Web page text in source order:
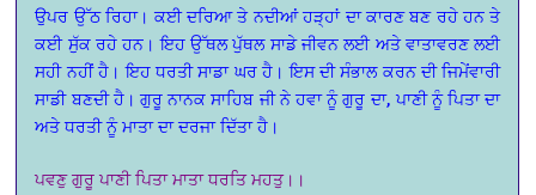
ਉਪਰ ਉੱਠ ਰਿਹਾ। ਕਈ ਦਰਿਆ ਤੇ ਨਦੀਆਂ ਹੜ੍ਹਾਂ ਦਾ ਕਾਰਣ ਬਣ ਰਹੇ ਹਨ ਤੇ
ਕਈ ਸੁੱਕ ਰਹੇ ਹਨ। ਇਹ ਉੱਥਲ ਪੁੱਥਲ ਸਾਡੇ ਜੀਵਨ ਲਈ ਅਤੇ ਵਾਤਾਵਰਣ ਲਈ
ਸਹੀ ਨਹੀਂ ਹੈ। ਇਹ ਧਰਤੀ ਸਾਡਾ ਘਰ ਹੈ। ਇਸ ਦੀ ਸੰਭਾਲ ਕਰਨ ਦੀ ਜਿਮੇਂਵਾਰੀ
ਸਾਡੀ ਬਣਦੀ ਹੈ। ਗੁਰੂ ਨਾਨਕ ਸਾਹਿਬ ਜੀ ਨੇ ਹਵਾ ਨੂੰ ਗੁਰੂ ਦਾ, ਪਾਣੀ ਨੂੰ ਪਿਤਾ ਦਾ
ਅਤੇ ਧਰਤੀ ਨੂੰ ਮਾਤਾ ਦਾ ਦਰਜਾ ਦਿੱਤਾ ਹੈ।
ਪਵਣੁ ਗੁਰੂ ਪਾਣੀ ਪਿਤਾ ਮਾਤਾ ਧਰਤਿ ਮਹਤੁ।।